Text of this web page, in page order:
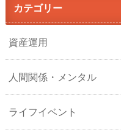
カテゴリー
資産運用
人間関係・メンタル
ライフイベント